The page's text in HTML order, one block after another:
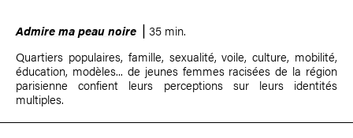
Admire ma peau noire ⎟ 35 min.
Quartiers populaires, famille, sexualité, voile, culture, mobilité,
éducation, modèles... de jeunes femmes racisées de la région
parisienne confient leurs perceptions sur leurs identités
multiples.